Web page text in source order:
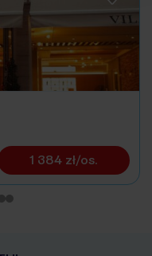
1 384 zł/os.